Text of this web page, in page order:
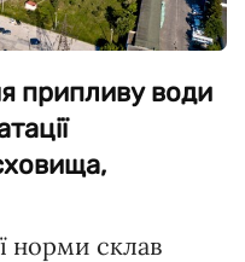
припливу води
норми склав